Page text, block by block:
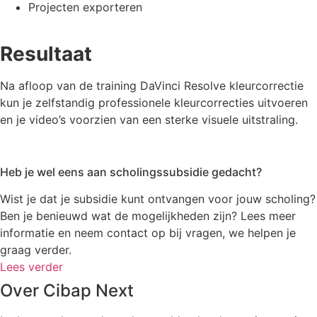
Projecten exporteren
Resultaat
Na afloop van de training DaVinci Resolve kleurcorrectie
kun je zelfstandig professionele kleurcorrecties uitvoeren
en je video’s voorzien van een sterke visuele uitstraling.
Heb je wel eens aan scholingssubsidie gedacht?
Wist je dat je subsidie kunt ontvangen voor jouw scholing?
Ben je benieuwd wat de mogelijkheden zijn? Lees meer
informatie en neem contact op bij vragen, we helpen je
graag verder.
Lees verder
Over Cibap Next